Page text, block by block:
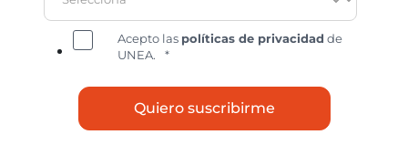
Acepto las políticas de privacidad de
UNEA.
*